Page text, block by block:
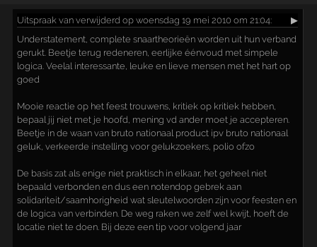
Uitspraak van verwijderd op woensdag 19 mei 2010 om 21:04:
▶
Understatement, complete snaartheorieën worden uit hun verband
gerukt. Beetje terug redeneren, eerlijke éénvoud met simpele
logica. Veelal interessante, leuke en lieve mensen met het hart op
goed
Mooie reactie op het feest trouwens, kritiek op kritiek hebben,
bepaal jij niet met je hoofd, mening vd ander moet je accepteren.
Beetje in de waan van bruto nationaal product ipv bruto nationaal
geluk, verkeerde instelling voor gelukzoekers, polio ofzo
De basis zat als enige niet praktisch in elkaar, het geheel niet
bepaald verbonden en dus een notendop gebrek aan
solidariteit/saamhorigheid wat sleutelwoorden zijn voor feesten en
de logica van verbinden. De weg raken we zelf wel kwijt, hoeft de
locatie niet te doen. Bij deze een tip voor volgend jaar